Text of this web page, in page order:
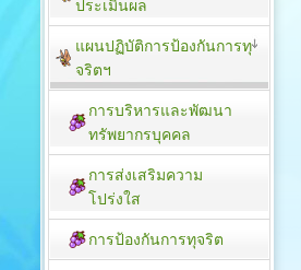
ประเมิน​ผล
แผนปฏิบัติการป้องกันการทุ
จริตฯ
การบริหารและพัฒนา
ทรัพยากรบุคคล
การส่งเสริมความ
โปร่งใส
การป้องกันการทุจริต